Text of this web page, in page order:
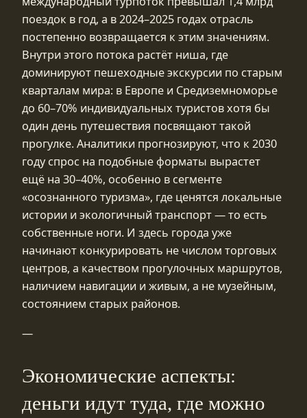
поездок в год, а в 2024–2025 годах отрасль
постепенно возвращается к этим значениям.
Внутри этого потока растёт ниша, где
доминируют пешеходные экскурсии по старым
кварталам мира: в Европе и Средиземноморье
до 60–70% индивидуальных туристов хотя бы
один день путешествия посвящают такой
прогулке. Аналитики прогнозируют, что к 2030
году спрос на подобные форматы вырастет
ещё на 30–40%, особенно в сегменте
«осознанного туризма», где ценятся локальные
истории и экологичный транспорт — то есть
собственные ноги. И здесь города уже
начинают конкурировать не числом торговых
центров, а качеством прогулочных маршрутов,
наличием навигации и живым, а не музейным,
состоянием старых районов.
—
Экономические аспекты:
деньги идут туда, где можно